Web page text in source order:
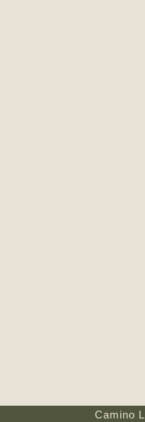
Camino